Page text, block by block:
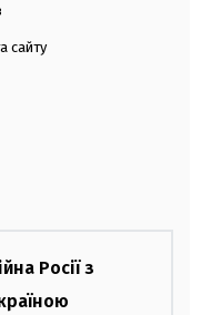
сайту
Росії з